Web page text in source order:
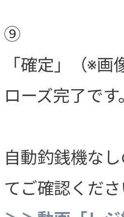
⑨
「確定」（※
ローズ完了です
自動釣銭機な
てご確認くだ